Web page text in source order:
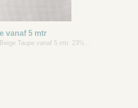
vanaf 5 mtr
Taupe vanaf 5 mtr. 23%…